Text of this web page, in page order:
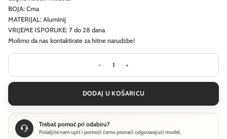
BOJA: Crna
MATERIJAL: Aluminij
VRIJEME ISPORUKE: 7 do 28 dana
Molimo da nas kontaktirate za hitne narudzbe!
Viseća svjetiljka Maytoni Halo - Crna
DODAJ U KOŠARICU
Trebaš pomoć pri odabiru?
Pošaljite nam upit i pomoći ćemo pronaći odgovarajući model.